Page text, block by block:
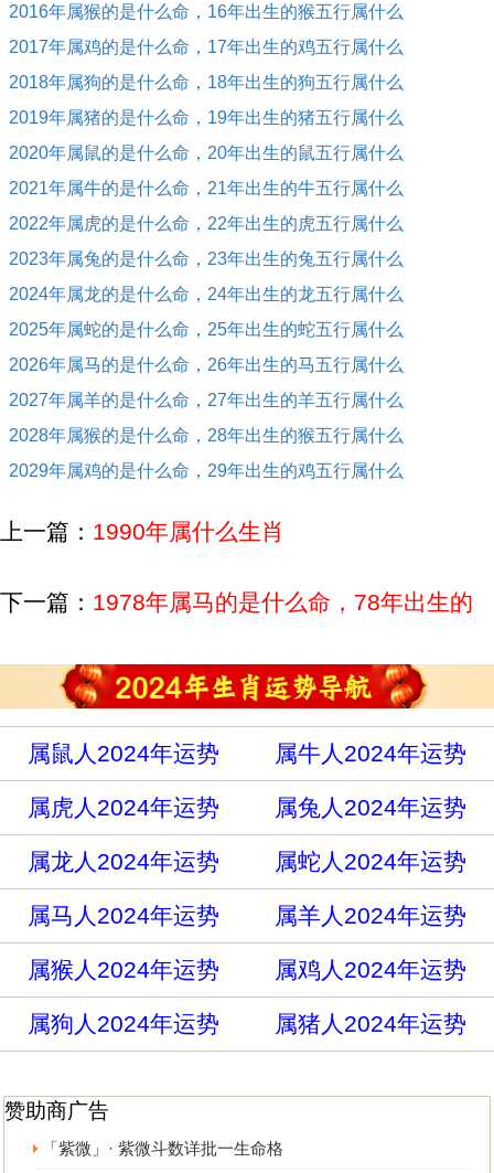
2016年属猴的是什么命，16年出生的猴五行属什么
2017年属鸡的是什么命，17年出生的鸡五行属什么
2018年属狗的是什么命，18年出生的狗五行属什么
2019年属猪的是什么命，19年出生的猪五行属什么
2020年属鼠的是什么命，20年出生的鼠五行属什么
2021年属牛的是什么命，21年出生的牛五行属什么
2022年属虎的是什么命，22年出生的虎五行属什么
2023年属兔的是什么命，23年出生的兔五行属什么
2024年属龙的是什么命，24年出生的龙五行属什么
2025年属蛇的是什么命，25年出生的蛇五行属什么
2026年属马的是什么命，26年出生的马五行属什么
2027年属羊的是什么命，27年出生的羊五行属什么
2028年属猴的是什么命，28年出生的猴五行属什么
2029年属鸡的是什么命，29年出生的鸡五行属什么
上一篇： 1990年属什么生肖
下一篇： 1978年属马的是什么命，78年出生的
属鼠人2024年运势 属牛人2024年运势
属虎人2024年运势 属兔人2024年运势
属龙人2024年运势 属蛇人2024年运势
属马人2024年运势 属羊人2024年运势
属猴人2024年运势 属鸡人2024年运势
属狗人2024年运势 属猪人2024年运势
赞助商广告
「紫微」· 紫微斗数详批一生命格